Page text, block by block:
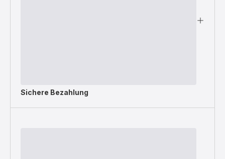
Sichere Bezahlung